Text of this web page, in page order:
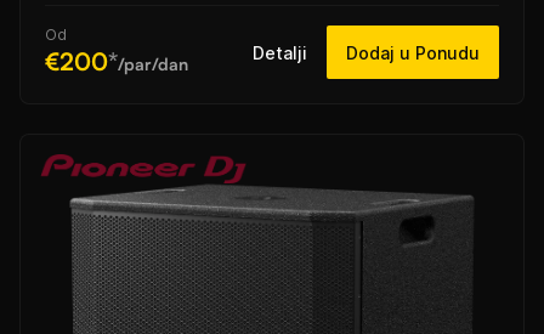
Od
€200*/par/dan
Detalji Dodaj u Ponudu